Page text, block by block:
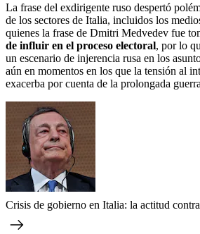
La frase del exdirigente ruso despertó
de los sectores de Italia, incluidos los
quienes la frase de Dmitri Medvedev fue
de influir en el proceso electoral, por lo
un escenario de injerencia rusa en los
aún en momentos en los que la tensión al
exacerba por cuenta de la prolongada
Crisis de gobierno en Italia: la actitud